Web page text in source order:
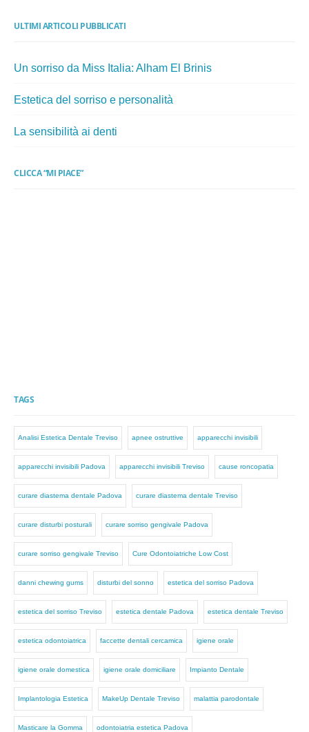
ULTIMI ARTICOLI PUBBLICATI
Un sorriso da Miss Italia: Alham El Brinis
Estetica del sorriso e personalità
La sensibilità ai denti
CLICCA “MI PIACE”
TAGS
Analisi Estetica Dentale Treviso apnee ostruttive apparecchi invisibili
apparecchi invisibili Padova apparecchi invisibili Treviso cause roncopatia
curare diastema dentale Padova curare diastema dentale Treviso
curare disturbi posturali curare sorriso gengivale Padova
curare sorriso gengivale Treviso Cure Odontoiatriche Low Cost
danni chewing gums disturbi del sonno estetica del sorriso Padova
estetica del sorriso Treviso estetica dentale Padova estetica dentale Treviso
estetica odontoiatrica faccette dentali cercamica igiene orale
igiene orale domestica igiene orale domiciliare Impianto Dentale
Implantologia Estetica MakeUp Dentale Treviso malattia parodontale
Masticare la Gomma odontoiatria estetica Padova